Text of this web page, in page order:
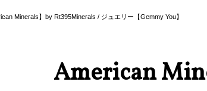
Minerals】by Rt395Minerals / ジュエリー【Gemmy You】
American